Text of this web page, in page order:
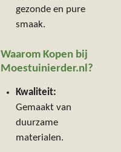
gezonde en pure
smaak.
Waarom Kopen bij
Moestuinierder.nl?
Kwaliteit:
Gemaakt van
duurzame
materialen.